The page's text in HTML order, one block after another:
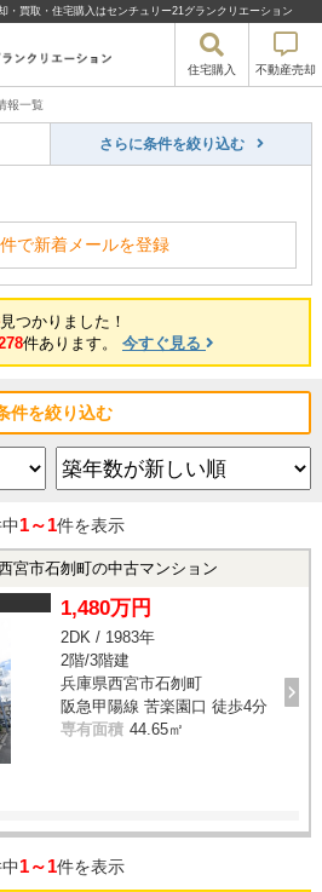
・買取・住宅購入はセンチュリー21グランクリエーション
住宅購入 不動産売却
報一覧
さらに条件を絞り込む
で新着メールを登録
見つかりました！
件あります。 今すぐ見る
件を絞り込む
1～1件を表示
宮市石刎町の中古マンション
1,480万円
2DK / 1983年
2階/3階建
兵庫県西宮市石刎町
阪急甲陽線 苦楽園口 徒歩4分
専有面積 44.65㎡
1～1件を表示